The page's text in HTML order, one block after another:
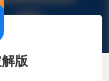
版